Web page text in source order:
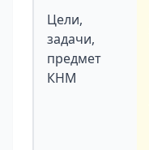
Цели,
задачи,
предмет
КНМ